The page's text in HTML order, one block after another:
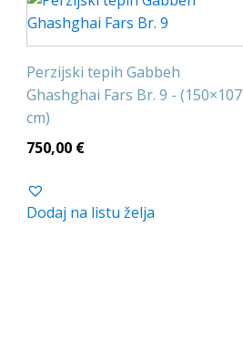
Perzijski tepih Gabbeh
Ghashghai Fars Br. 9 - (150×107
cm)
750,00 €
Dodaj na listu želja